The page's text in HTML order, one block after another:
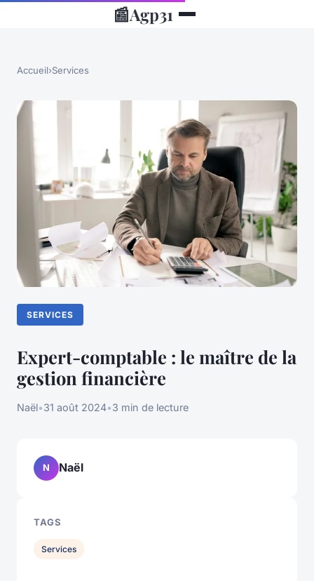
📰Agp31
Accueil›Services
SERVICES
Expert-comptable : le maître de la
gestion financière
Naël•31 août 2024•3 min de lecture
N Naël
TAGS
Services